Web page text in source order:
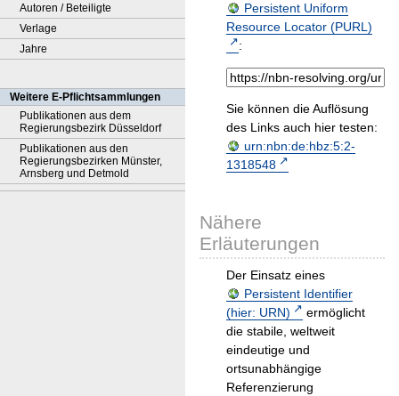
Autoren / Beteiligte
Verlage
Jahre
Weitere E-Pflichtsammlungen
Publikationen aus dem
Regierungsbezirk Düsseldorf
Publikationen aus den
Regierungsbezirken Münster,
Arnsberg und Detmold
Persistent Uniform
Resource Locator (PURL)
:
Sie können die Auflösung
des Links auch hier testen:
urn:nbn:de:hbz:5:2-
1318548
Nähere
Erläuterungen
Der Einsatz eines
Persistent Identifier
(hier: URN)
ermöglicht
die stabile, weltweit
eindeutige und
ortsunabhängige
Referenzierung